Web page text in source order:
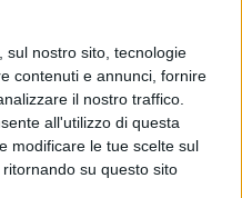
sul nostro sito, tecnologie
contenuti e annunci, fornire
il nostro traffico.
all'utilizzo di questa
modificare le tue scelte sul
su questo sito
di una miniera di